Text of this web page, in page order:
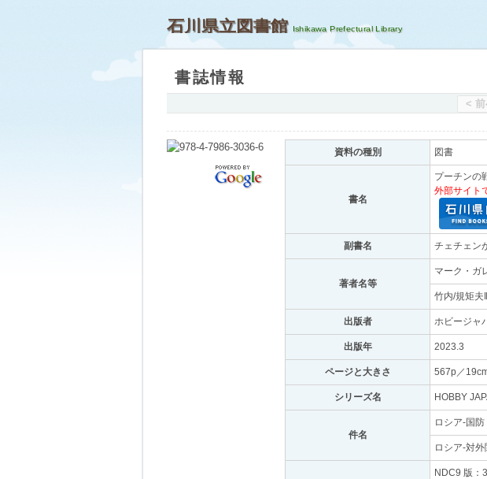
石川県立図書館
書誌情報
<
資料の種別 図書
書名
プーチンの
外部サイト
副書名 チェチェン
著者名等
マーク・ガ
竹内/規矩夫
出版者 ホビージャ
出版年 2023.3
ページと大きさ 567p／
シリーズ名 HOBBY
件名
ロシア-国防
ロシア-対外
NDC9 版：